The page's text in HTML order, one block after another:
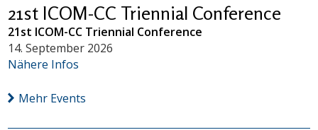
21st ICOM-CC Triennial Conference
21st ICOM-CC Triennial Conference
14. September 2026
Nähere Infos
Mehr Events